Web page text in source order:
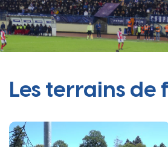
Les terrains de